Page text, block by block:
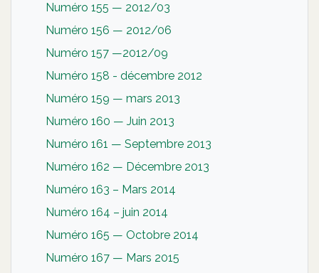
Numéro 155 — 2012/03
Numéro 156 — 2012/06
Numéro 157 —2012/09
Numéro 158 - décembre 2012
Numéro 159 — mars 2013
Numéro 160 — Juin 2013
Numéro 161 — Septembre 2013
Numéro 162 — Décembre 2013
Numéro 163 – Mars 2014
Numéro 164 – juin 2014
Numéro 165 — Octobre 2014
Numéro 167 — Mars 2015